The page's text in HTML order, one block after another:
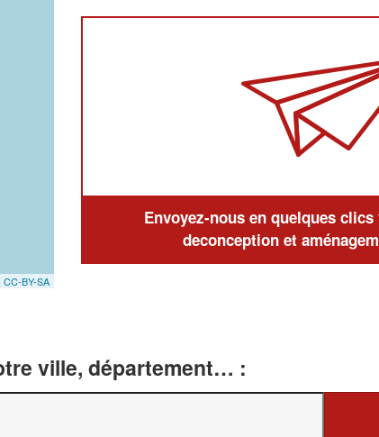
CC-BY-SA
Envoyez-nous en quelques
deconception et
ville, département… :